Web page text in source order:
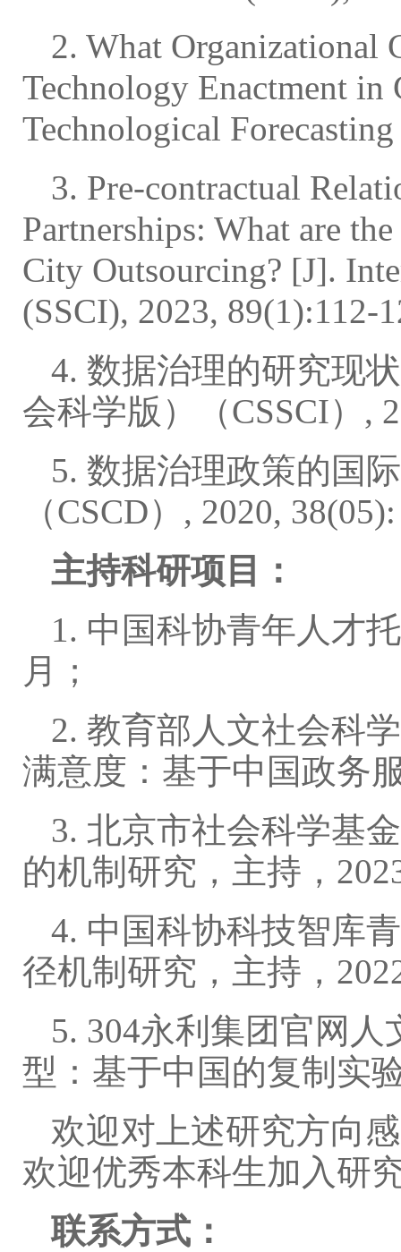
2. What Organizational
Technology Enactment in
Technological
3. Pre-contractual
Partnerships: What are
City Outsourcing? [J].
(SSCI), 2023, 89(1):112-
4. 数据治理的研究现
会科学版）（CSSCI）,
5. 数据治理政策的国
（CSCD）, 2020,
主持科研项目：
1. 中国科协青年人才
月；
2. 教育部人文社会科
满意度：基于中国政务
3. 北京市社会科学基
的机制研究，主持，
4. 中国科协科技智库
径机制研究，主持，
5. 304永利集团官网
型：基于中国的复制实
欢迎对上述研究方向
欢迎优秀本科生加入研
联系方式：